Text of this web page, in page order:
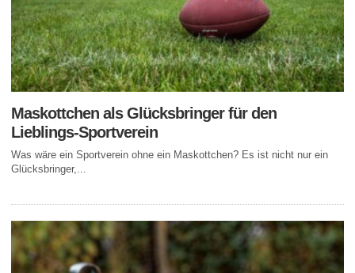
Maskottchen als Glücksbringer für den
Lieblings-Sportverein
Was wäre ein Sportverein ohne ein Maskottchen? Es ist nicht nur ein
Glücksbringer,...